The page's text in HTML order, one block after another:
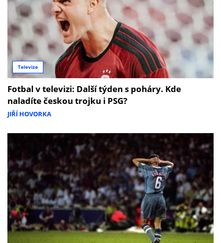
Televize
Fotbal v televizi: Další týden s poháry. Kde
naladíte českou trojku i PSG?
JIŘÍ HOVORKA